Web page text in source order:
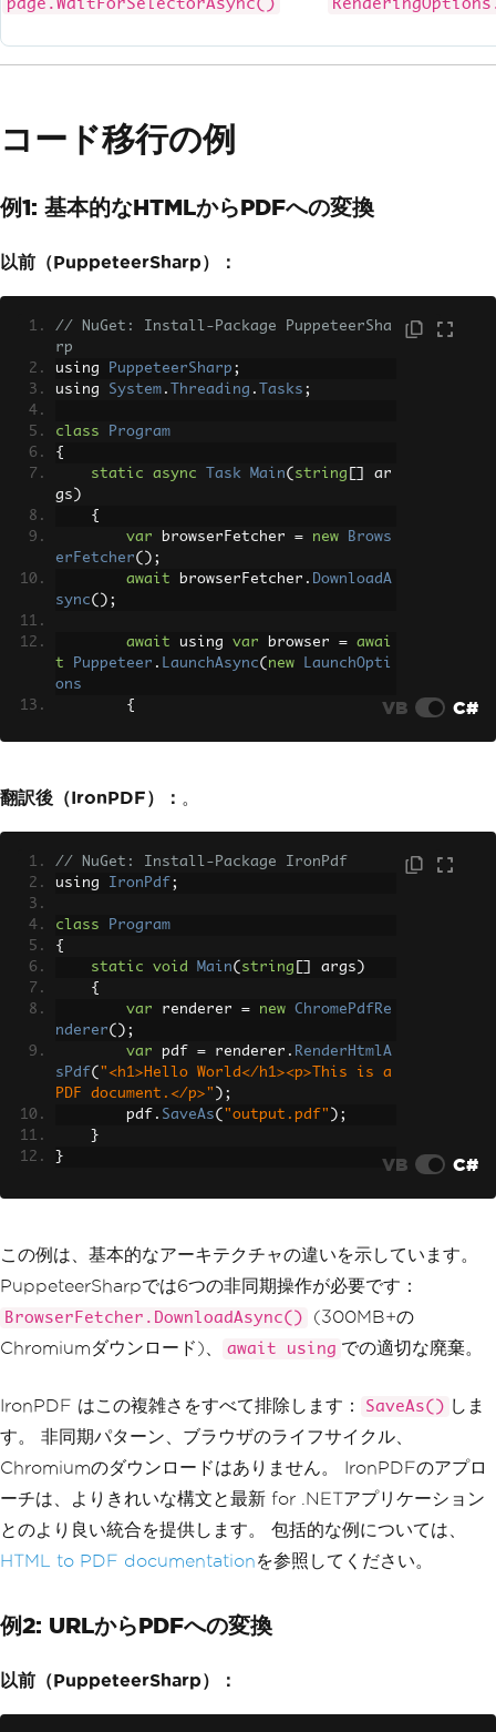
page.WaitForSelectorAsync()
コード移行の例
例1: 基本的なHTMLからPDFへの変換
以前（PuppeteerSharp）：
// NuGet: Install-Package PuppeteerSha
rp
using
PuppeteerSharp ;
using System . Threading . Tasks ;
class
Program
{
static
async Task Main( string
ar
gs )
{
var browserFetcher = new
Brows
erFetcher();
await browserFetcher . DownloadA
sync();
await using var browser =
awai
t
Puppeteer . LaunchAsync( new
LaunchOpti
ons
{
await
rowser
NewPageAsync
await page.SetContentAsync("<h
1>Hello World</h1><p>This is a PDF doc
ument.</p>" );
page
f"
VB C#
翻訳後（IronPDF）： 。
// NuGet: Install-Package IronPdf
using IronPdf ;
class
Program
{
static
void Main( string args )
{
var renderer = new
ChromePdfRe
nderer();
var pdf = renderer . RenderHtmlA
sPdf( "<h1>Hello World</h1><p>This is a
PDF document.</p>" );
        pdf
. SaveAs( "output.pdf" );
}
}
VB C#
この例は、基本的なアーキテクチャの違いを示しています。
PuppeteerSharpでは6つの非同期操作が必要です：
BrowserFetcher.DownloadAsync()
(300MB+の
Chromiumダウンロード)、
await using での適切な廃棄。
IronPDF はこの複雑さをすべて排除します： SaveAs() しま
す。 非同期パターン、ブラウザのライフサイクル、
Chromiumのダウンロードはありません。 IronPDFのアプロ
ーチは、よりきれいな構文と最新 for .NETアプリケーション
とのより良い統合を提供します。 包括的な例については、
HTML to PDF documentationを参照してください。
例2: URLからPDFへの変換
以前（PuppeteerSharp）：